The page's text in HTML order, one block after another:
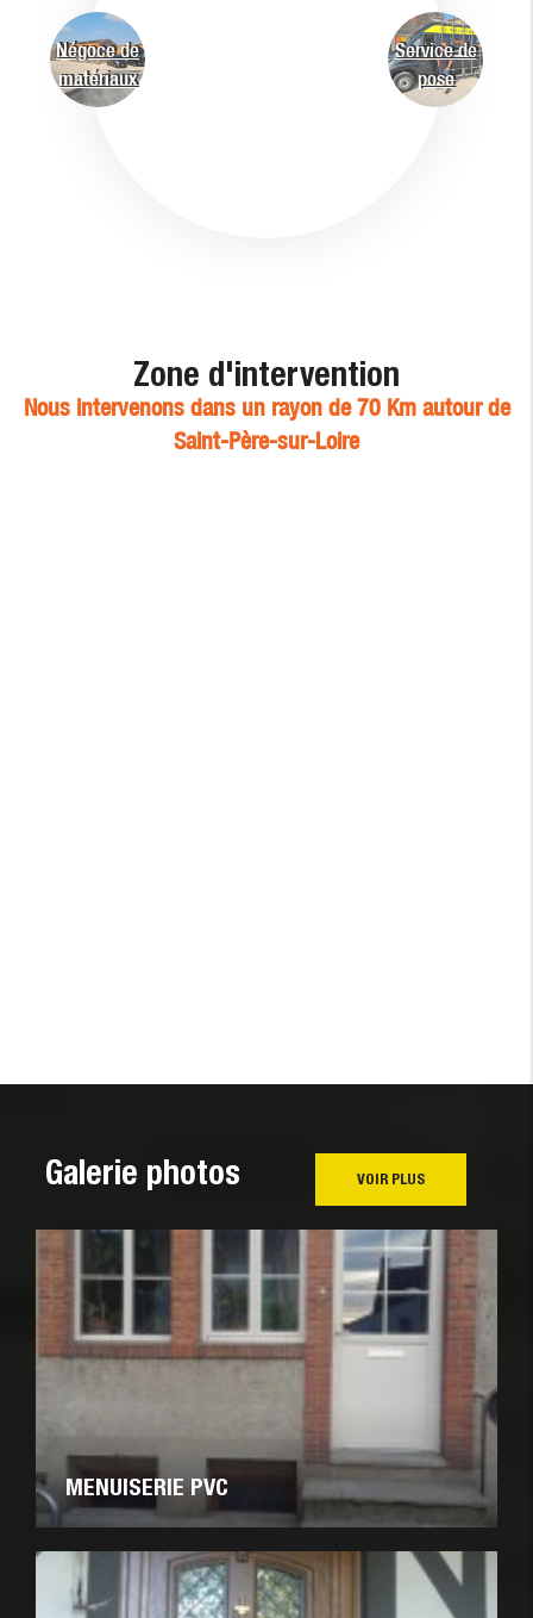
Négoce de
matériaux
Service de
pose
Zone d'intervention
Nous intervenons dans un rayon de 70 Km autour de
Saint-Père-sur-Loire
Galerie photos VOIR PLUS
MENUISERIE PVC